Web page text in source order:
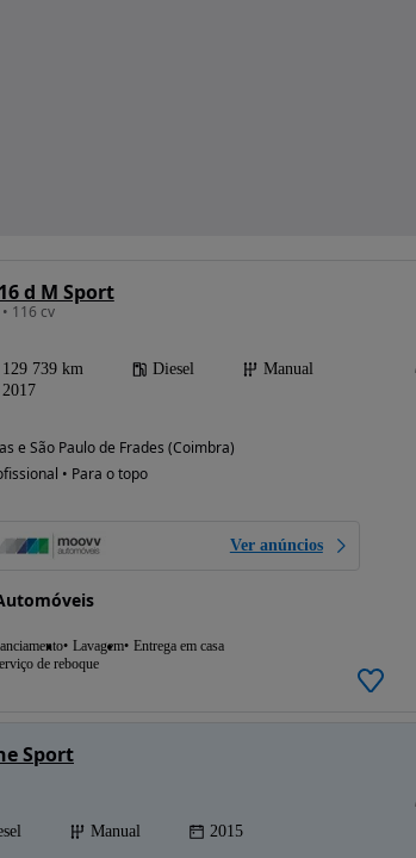
d M Sport
116 cv
129 739 km Diesel
Manual
2017
e São Paulo de Frades (Coimbra)
• Para o topo
Ver anúncios
Lavagem Entrega em casa
de reboque
Sport
Manual 2015